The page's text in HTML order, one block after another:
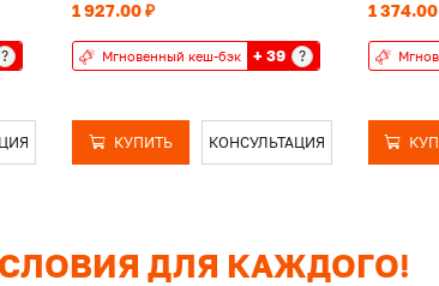
?
1 927.00 ₽
Мгновенный кеш-бэк + 39 ?
КУПИТЬ КОНСУЛЬТАЦИЯ
1
ДЛЯ КАЖДОГО!